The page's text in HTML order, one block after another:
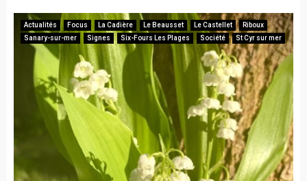
Actualités Focus La Cadière Le Beausset Le Castellet
Riboux
Sanary-sur-mer
Signes Six-Fours Les Plages Société St Cyr sur mer